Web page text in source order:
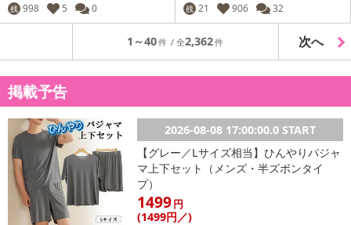
残 998 5 0 残 21 906 32
1～40 2,362 次へ
掲載予告
2026-08-08 17:00:00.0 START
【グレー／Lサイズ相当】ひんやりパジャ
マ上下セット（メンズ・半ズボンタイ
プ）
1499円
(1499円 ／)